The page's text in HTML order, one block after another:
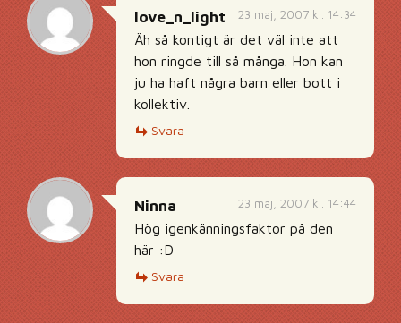
23 maj, 2007 kl. 14:34
love_n_light
Äh så kontigt är det väl inte att
hon ringde till så många. Hon kan
ju ha haft några barn eller bott i
kollektiv.
Svara
23 maj, 2007 kl. 14:44
Ninna
Hög igenkänningsfaktor på den
här :D
Svara